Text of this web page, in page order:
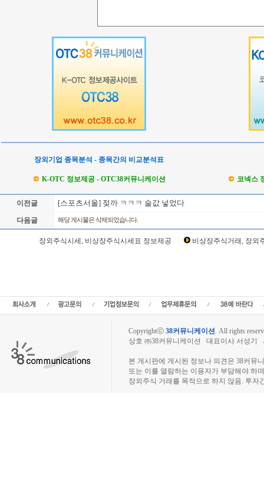
장외기업 종목분석 - 종목간의 비교분석표
K-OTC 정보제공 - OTC38커뮤니케이션 코넥스
이전글 [스포츠서울] 젖까 ㅋㅋㅋ 술값 넣었다
다음글 해당 게시물은 삭제되었습니다.
장외주식시세, 비상장주식시세표 정보제공
비상장주식거래, 장외
Copyrightⓒ 38커뮤니케이션. All rights
상호 ㈜38커뮤니케이션 대표이사 서성기
본 게시판에 게시된 정보나 의견은 38커뮤
또는 이를 열람하는 이용자가 부담해야 하
장외주식 거래를 목적으로 하지 않음. 투